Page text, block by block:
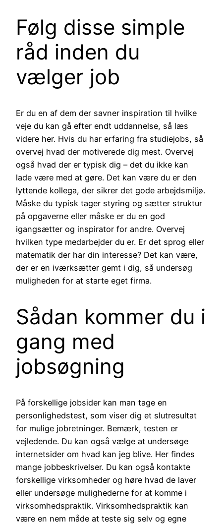
Følg disse simple
råd inden du
vælger job
Er du en af dem der savner inspiration til hvilke
veje du kan gå efter endt uddannelse, så læs
videre her. Hvis du har erfaring fra studiejobs, så
overvej hvad der motiverede dig mest. Overvej
også hvad der er typisk dig – det du ikke kan
lade være med at gøre. Det kan være du er den
lyttende kollega, der sikrer det gode arbejdsmiljø.
Måske du typisk tager styring og sætter struktur
på opgaverne eller måske er du en god
igangsætter og inspirator for andre. Overvej
hvilken type medarbejder du er. Er det sprog eller
matematik der har din interesse? Det kan være,
der er en iværksætter gemt i dig, så undersøg
muligheden for at starte eget firma.
Sådan kommer du i
gang med
jobsøgning
På forskellige jobsider kan man tage en
personlighedstest, som viser dig et slutresultat
for mulige jobretninger. Bemærk, testen er
vejledende. Du kan også vælge at undersøge
internetsider om hvad kan jeg blive. Her findes
mange jobbeskrivelser. Du kan også kontakte
forskellige virksomheder og høre hvad de laver
eller undersøge mulighederne for at komme i
virksomhedspraktik. Virksomhedspraktik kan
være en nem måde at teste sig selv og egne